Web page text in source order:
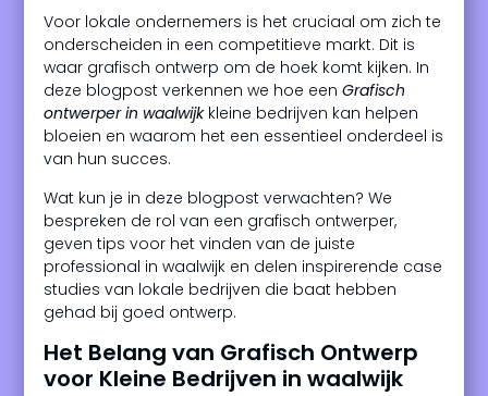
Voor lokale ondernemers is het cruciaal om zich te
onderscheiden in een competitieve markt. Dit is
waar grafisch ontwerp om de hoek komt kijken. In
deze blogpost verkennen we hoe eenGrafisch
ontwerper in waalwijkkleine bedrijven kan helpen
bloeien en waarom het een essentieel onderdeel is
van hun succes.
Wat kun je in deze blogpost verwachten? We
bespreken de rol van een grafisch ontwerper,
geven tips voor het vinden van de juiste
professional in waalwijk en delen inspirerende case
studies van lokale bedrijven die baat hebben
gehad bij goed ontwerp.
Het Belang van Grafisch Ontwerp
voor Kleine Bedrijven in waalwijk